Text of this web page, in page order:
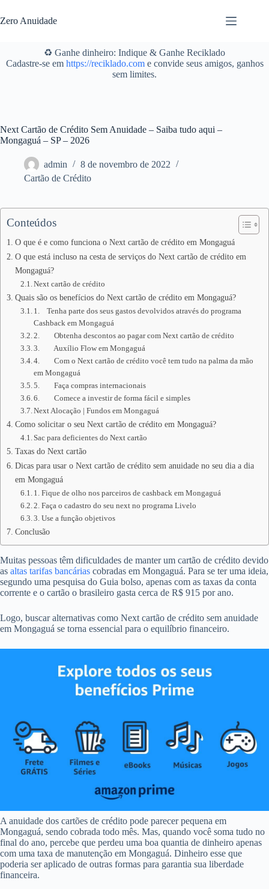
para
o
Zero Anuidade
♻️ Ganhe dinheiro: Indique & Ganhe Reciklado
Cadastre-se em https://reciklado.come convide seus amigos, ganhos
sem limites.
Next Cartão de Crédito Sem Anuidade – Saiba tudo aqui –
Mongaguá – SP – 2026
admin
8 de novembro de 2022
Cartão de Crédito
Conteúdos
O que é e como funciona o Next cartão de crédito em Mongaguá
O que está incluso na cesta de serviços do Next cartão de crédito em
Mongaguá?
Next cartão de crédito
Quais são os benefícios do Next cartão de crédito em Mongaguá?
1. Tenha parte dos seus gastos devolvidos através do programa
Cashback em Mongaguá
2. Obtenha descontos ao pagar com Next cartão de crédito
3. Auxílio Flow em Mongaguá
4. Com o Next cartão de crédito você tem tudo na palma da mão
em Mongaguá
5. Faça compras internacionais
6. Comece a investir de forma fácil e simples
Next Alocação | Fundos em Mongaguá
Como solicitar o seu Next cartão de crédito em Mongaguá?
Sac para deficientes do Next cartão
Taxas do Next cartão
Dicas para usar o Next cartão de crédito sem anuidade no seu dia a dia
em Mongaguá
1. Fique de olho nos parceiros de cashback em Mongaguá
2. Faça o cadastro do seu next no programa Livelo
3. Use a função objetivos
Conclusão
Muitas pessoas têm dificuldades de manter um cartão de crédito devido
as altas tarifas bancárias cobradas em Mongaguá. Para se ter uma ideia,
segundo uma pesquisa do Guia bolso, apenas com as taxas da conta
corrente e o cartão o brasileiro gasta cerca de R$ 915 por ano.
Logo, buscar alternativas como Next cartão de crédito sem anuidade
em Mongaguá se torna essencial para o equilíbrio financeiro.
A anuidade dos cartões de crédito pode parecer pequena em
Mongaguá, sendo cobrada todo mês. Mas, quando você soma tudo no
final do ano, percebe que perdeu uma boa quantia de dinheiro apenas
com uma taxa de manutenção em Mongaguá. Dinheiro esse que
poderia ser aplicado de outras formas para garantia sua liberdade
financeira.